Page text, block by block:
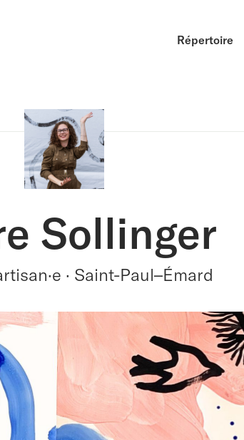
Répertoire
Sollinger
· Saint-Paul–Émard